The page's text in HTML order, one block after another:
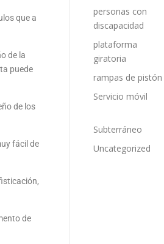
que a
de la
puede
de los
fácil de
de
personas con
discapacidad
plataforma
giratoria
rampas de pistón
Servicio móvil
Subterráneo
Uncategorized